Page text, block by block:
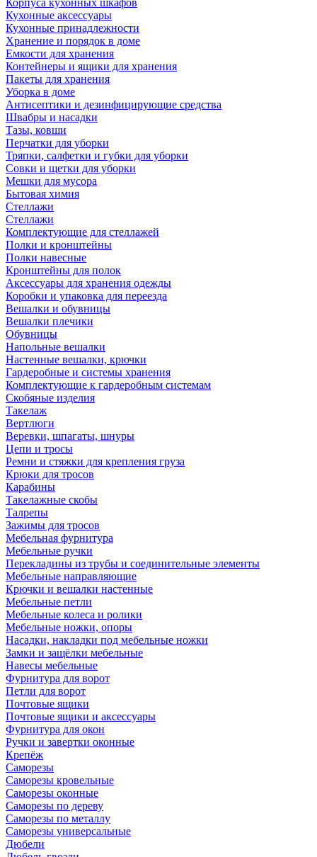
Корпуса кухонных шкафов
Кухонные аксессуары
Кухонные принадлежности
Хранение и порядок в доме
Емкости для хранения
Контейнеры и ящики для хранения
Пакеты для хранения
Уборка в доме
Антисептики и дезинфицирующие средства
Швабры и насадки
Тазы, ковши
Перчатки для уборки
Тряпки, салфетки и губки для уборки
Совки и щетки для уборки
Мешки для мусора
Бытовая химия
Стеллажи
Стеллажи
Комплектующие для стеллажей
Полки и кронштейны
Полки навесные
Кронштейны для полок
Аксессуары для хранения одежды
Коробки и упаковка для переезда
Вешалки и обувницы
Вешалки плечики
Обувницы
Напольные вешалки
Настенные вешалки, крючки
Гардеробные и системы хранения
Комплектующие к гардеробным системам
Скобяные изделия
Такелаж
Вертлюги
Веревки, шпагаты, шнуры
Цепи и тросы
Ремни и стяжки для крепления груза
Крюки для тросов
Карабины
Такелажные скобы
Талрепы
Зажимы для тросов
Мебельная фурнитура
Мебельные ручки
Перекладины из трубы и соединительные элементы
Мебельные направляющие
Крючки и вешалки настенные
Мебельные петли
Мебельные колеса и ролики
Мебельные ножки, опоры
Насадки, накладки под мебельные ножки
Замки и защёлки мебельные
Навесы мебельные
Фурнитура для ворот
Петли для ворот
Почтовые ящики
Почтовые ящики и аксессуары
Фурнитура для окон
Ручки и завертки оконные
Крепёж
Саморезы
Саморезы кровельные
Саморезы оконные
Саморезы по дереву
Саморезы по металлу
Саморезы универсальные
Дюбели